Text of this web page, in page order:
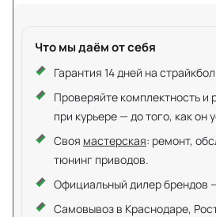
Что мы даём от себя
Гарантия 14 дней на
Проверяйте комплектность и
при курьере — до того, как он
Своя мастерская: ремонт,
тюнинг приводов.
Официальный дилер брендов
Самовывоз в Краснодаре,